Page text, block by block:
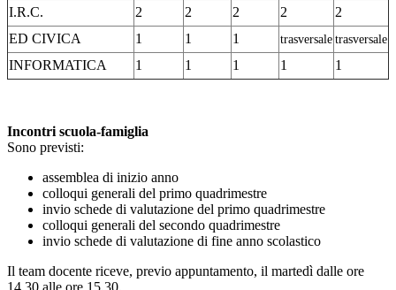
I.R.C.
2 2 2 2
2
ED CIVICA
1 1 1 trasversale trasversale
INFORMATICA 1 1 1 1 1
Incontri scuola-famiglia
Sono previsti:
assemblea di inizio anno
colloqui generali del primo quadrimestre
invio schede di valutazione del primo quadrimestre
colloqui generali del secondo quadrimestre
invio schede di valutazione di fine anno scolastico
Il team docente riceve, previo appuntamento, il martedì dalle ore